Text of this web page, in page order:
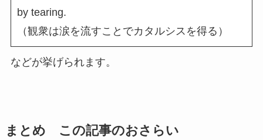
by tearing.
（観衆は涙を流すことでカタルシスを得る）
などが挙げられます。
まとめ この記事のおさらい